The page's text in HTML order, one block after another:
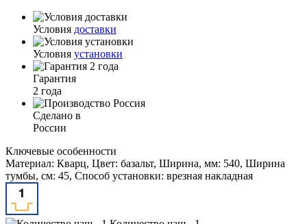
Условия доставки
Условия установки
Гарантия
2 года
Сделано в
России
Ключевые особенности
Материал: Кварц, Цвет: базальт, Ширина, мм: 540, Ширина
тумбы, см: 45, Способ установки: врезная накладная